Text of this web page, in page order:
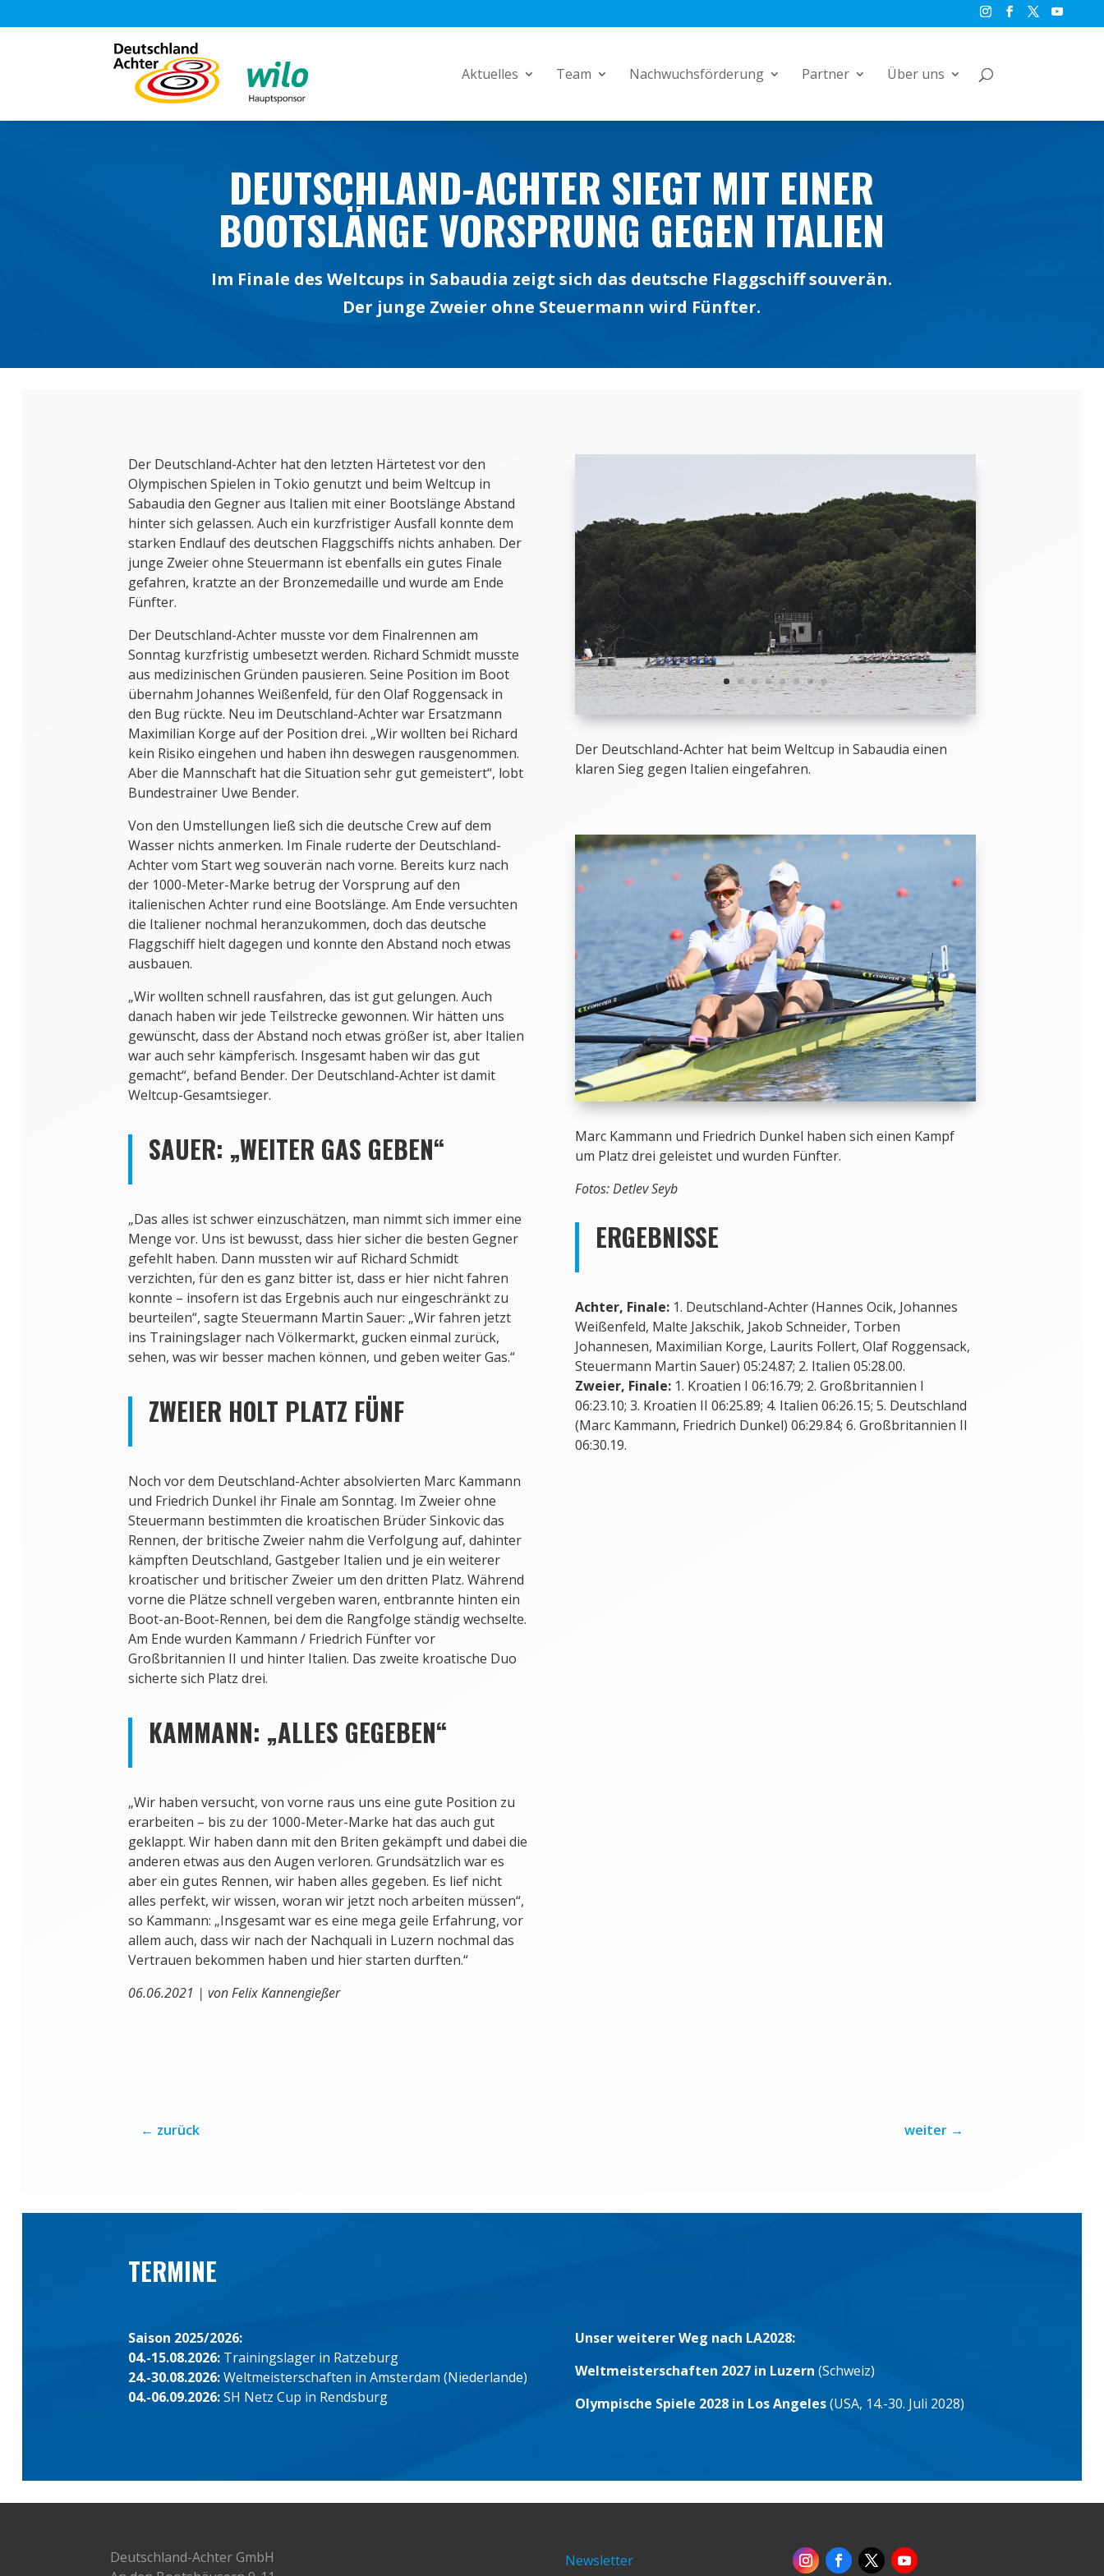
Aktuelles Team Nachwuchsförderung Partner Über uns
DEUTSCHLAND-ACHTER SIEGT MIT EINER
BOOTSLÄNGE VORSPRUNG GEGEN ITALIEN
Im Finale des Weltcups in Sabaudia zeigt sich das deutsche Flaggschiff souverän.
Der junge Zweier ohne Steuermann wird Fünfter.
Der Deutschland-Achter hat den letzten Härtetest vor den
Olympischen Spielen in Tokio genutzt und beim Weltcup in
Sabaudia den Gegner aus Italien mit einer Bootslänge Abstand
hinter sich gelassen. Auch ein kurzfristiger Ausfall konnte dem
starken Endlauf des deutschen Flaggschiffs nichts anhaben. Der
junge Zweier ohne Steuermann ist ebenfalls ein gutes Finale
gefahren, kratzte an der Bronzemedaille und wurde am Ende
Fünfter.
Der Deutschland-Achter musste vor dem Finalrennen am
Sonntag kurzfristig umbesetzt werden. Richard Schmidt musste
aus medizinischen Gründen pausieren. Seine Position im Boot
übernahm Johannes Weißenfeld, für den Olaf Roggensack in
den Bug rückte. Neu im Deutschland-Achter war Ersatzmann
Maximilian Korge auf der Position drei. „Wir wollten bei Richard
kein Risiko eingehen und haben ihn deswegen rausgenommen.
Aber die Mannschaft hat die Situation sehr gut gemeistert“, lobt
Bundestrainer Uwe Bender.
Von den Umstellungen ließ sich die deutsche Crew auf dem
Wasser nichts anmerken. Im Finale ruderte der Deutschland-
Achter vom Start weg souverän nach vorne. Bereits kurz nach
der 1000-Meter-Marke betrug der Vorsprung auf den
italienischen Achter rund eine Bootslänge. Am Ende versuchten
die Italiener nochmal heranzukommen, doch das deutsche
Flaggschiff hielt dagegen und konnte den Abstand noch etwas
ausbauen.
„Wir wollten schnell rausfahren, das ist gut gelungen. Auch
danach haben wir jede Teilstrecke gewonnen. Wir hätten uns
gewünscht, dass der Abstand noch etwas größer ist, aber Italien
war auch sehr kämpferisch. Insgesamt haben wir das gut
gemacht“, befand Bender. Der Deutschland-Achter ist damit
Weltcup-Gesamtsieger.
SAUER: „WEITER GAS GEBEN“
„Das alles ist schwer einzuschätzen, man nimmt sich immer eine
Menge vor. Uns ist bewusst, dass hier sicher die besten Gegner
gefehlt haben. Dann mussten wir auf Richard Schmidt
verzichten, für den es ganz bitter ist, dass er hier nicht fahren
konnte – insofern ist das Ergebnis auch nur eingeschränkt zu
beurteilen“, sagte Steuermann Martin Sauer: „Wir fahren jetzt
ins Trainingslager nach Völkermarkt, gucken einmal zurück,
sehen, was wir besser machen können, und geben weiter Gas.“
ZWEIER HOLT PLATZ FÜNF
Noch vor dem Deutschland-Achter absolvierten Marc Kammann
und Friedrich Dunkel ihr Finale am Sonntag. Im Zweier ohne
Steuermann bestimmten die kroatischen Brüder Sinkovic das
Rennen, der britische Zweier nahm die Verfolgung auf, dahinter
kämpften Deutschland, Gastgeber Italien und je ein weiterer
kroatischer und britischer Zweier um den dritten Platz. Während
vorne die Plätze schnell vergeben waren, entbrannte hinten ein
Boot-an-Boot-Rennen, bei dem die Rangfolge ständig wechselte.
Am Ende wurden Kammann / Friedrich Fünfter vor
Großbritannien II und hinter Italien. Das zweite kroatische Duo
sicherte sich Platz drei.
KAMMANN: „ALLES GEGEBEN“
„Wir haben versucht, von vorne raus uns eine gute Position zu
erarbeiten – bis zu der 1000-Meter-Marke hat das auch gut
geklappt. Wir haben dann mit den Briten gekämpft und dabei die
anderen etwas aus den Augen verloren. Grundsätzlich war es
aber ein gutes Rennen, wir haben alles gegeben. Es lief nicht
alles perfekt, wir wissen, woran wir jetzt noch arbeiten müssen“,
so Kammann: „Insgesamt war es eine mega geile Erfahrung, vor
allem auch, dass wir nach der Nachquali in Luzern nochmal das
Vertrauen bekommen haben und hier starten durften.“
06.06.2021 | von Felix Kannengießer
Der Deutschland-Achter hat beim Weltcup in Sabaudia einen
klaren Sieg gegen Italien eingefahren.
Marc Kammann und Friedrich Dunkel haben sich einen Kampf
um Platz drei geleistet und wurden Fünfter.
Fotos: Detlev Seyb
ERGEBNISSE
Achter, Finale: 1. Deutschland-Achter (Hannes Ocik, Johannes
Weißenfeld, Malte Jakschik, Jakob Schneider, Torben
Johannesen, Maximilian Korge, Laurits Follert, Olaf Roggensack,
Steuermann Martin Sauer) 05:24.87; 2. Italien 05:28.00.
Zweier, Finale: 1. Kroatien I 06:16.79; 2. Großbritannien I
06:23.10; 3. Kroatien II 06:25.89; 4. Italien 06:26.15; 5. Deutschland
(Marc Kammann, Friedrich Dunkel) 06:29.84; 6. Großbritannien II
06:30.19.
← zurück weiter →
TERMINE
Saison 2025/2026:
04.-15.08.2026: Trainingslager in Ratzeburg
24.-30.08.2026:Weltmeisterschaften in Amsterdam (Niederlande)
04.-06.09.2026:SH Netz Cup in Rendsburg
Unser weiterer Weg nach LA2028:
Weltmeisterschaften 2027 in Luzern (Schweiz)
Olympische Spiele 2028 in Los Angeles(USA, 14.-30. Juli 2028)
Deutschland-Achter GmbH
Newsletter